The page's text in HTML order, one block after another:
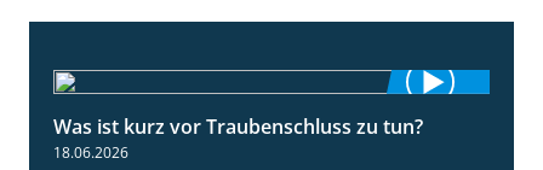
5:04
Was ist kurz vor Traubenschluss zu tun?
18.06.2026